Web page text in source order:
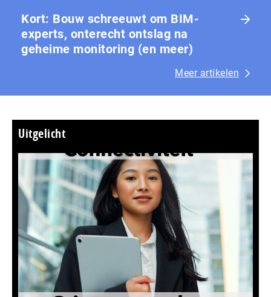
Kort: Bouw schreeuwt om BIM-
experts, onterecht ontslag na
geheime monitoring (en meer)
Meer artikelen
Uitgelicht